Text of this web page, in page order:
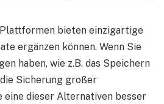
bieten einzigartige
ergänzen können. Wenn Sie
haben, wie z.B. das Speichern
Sicherung großer
eine dieser Alternativen besser